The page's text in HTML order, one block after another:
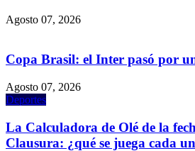
Agosto 07, 2026
Copa Brasil: el Inter pasó por
Agosto 07, 2026
Deportes
La Calculadora de Olé de la
Clausura: ¿qué se juega cada